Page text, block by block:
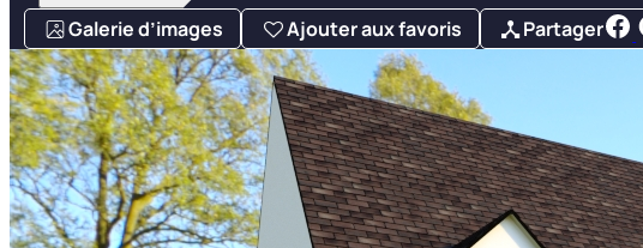
Galerie d’images Ajouter aux favoris Partager